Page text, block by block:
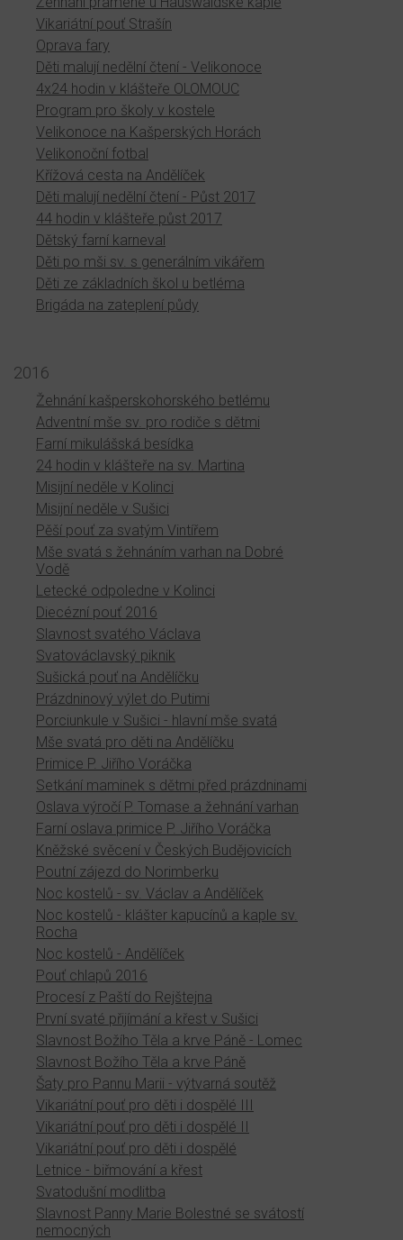
Vikariátní pouť Strašín
Oprava fary
Děti malují nedělní čtení - Velikonoce
4x24 hodin v klášteře OLOMOUC
Program pro školy v kostele
Velikonoce na Kašperských Horách
Velikonoční fotbal
Křížová cesta na Andělíček
Děti malují nedělní čtení - Půst 2017
44 hodin v klášteře půst 2017
Dětský farní karneval
Děti po mši sv. s generálním vikářem
Děti ze základních škol u betléma
Brigáda na zateplení půdy
2016
Žehnání kašperskohorského betlému
Adventní mše sv. pro rodiče s dětmi
Farní mikulášská besídka
24 hodin v klášteře na sv. Martina
Misijní neděle v Kolinci
Misijní neděle v Sušici
Pěší pouť za svatým Vintířem
Mše svatá s žehnáním varhan na Dobré
Vodě
Letecké odpoledne v Kolinci
Diecézní pouť 2016
Slavnost svatého Václava
Svatováclavský piknik
Sušická pouť na Andělíčku
Prázdninový výlet do Putimi
Porciunkule v Sušici - hlavní mše svatá
Mše svatá pro děti na Andělíčku
Primice P. Jiřího Voráčka
Setkání maminek s dětmi před prázdninami
Oslava výročí P. Tomase a žehnání varhan
Farní oslava primice P. Jiřího Voráčka
Kněžské svěcení v Českých Budějovicích
Poutní zájezd do Norimberku
Noc kostelů - sv. Václav a Andělíček
Noc kostelů - klášter kapucínů a kaple sv.
Rocha
Noc kostelů - Andělíček
Pouť chlapů 2016
Procesí z Paští do Rejštejna
První svaté přijímání a křest v Sušici
Slavnost Božího Těla a krve Páně - Lomec
Slavnost Božího Těla a krve Páně
Šaty pro Pannu Marii - výtvarná soutěž
Vikariátní pouť pro děti i dospělé III
Vikariátní pouť pro děti i dospělé II
Vikariátní pouť pro děti i dospělé
Letnice - biřmování a křest
Svatodušní modlitba
Slavnost Panny Marie Bolestné se svátostí
nemocných